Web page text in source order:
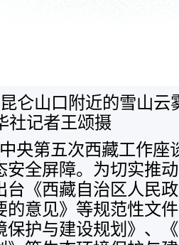
附近的雪山云雾
社记者王颂摄
第五次西藏工作座
安全屏障。为切实推
台《西藏自治区人民
的意见》等规范性文
保护与建设规划》、